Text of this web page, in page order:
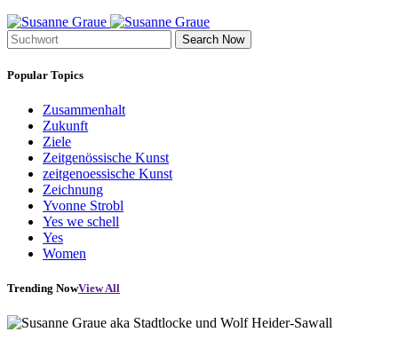
Search Now
Popular Topics
Zusammenhalt
Zukunft
Ziele
Zeitgenössische Kunst
zeitgenoessische Kunst
Zeichnung
Yvonne Strobl
Yes we schell
Yes
Women
Trending NowView All